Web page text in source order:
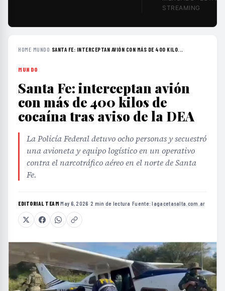
STREAMING
HOME›MUNDO› SANTA FE: INTERCEPTAN AVIÓN CON MÁS DE 400 KILO...
MUNDO
Santa Fe: interceptan avión
con más de 400 kilos de
cocaína tras aviso de la DEA
La Policía Federal detuvo ocho personas y secuestró
una avioneta y equipo logístico en un operativo
contra el narcotráfico aéreo en el norte de Santa
Fe.
EDITORIAL TEAM·May 6, 2026 ·2 min de lectura ·Fuente:lagacetasalta.com.ar